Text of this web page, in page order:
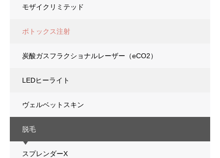
モザイクリミテッド
ボトックス注射
炭酸ガスフラクショナルレーザー（eCO2）
LEDヒーライト
ヴェルベットスキン
脱毛
スプレンダーX